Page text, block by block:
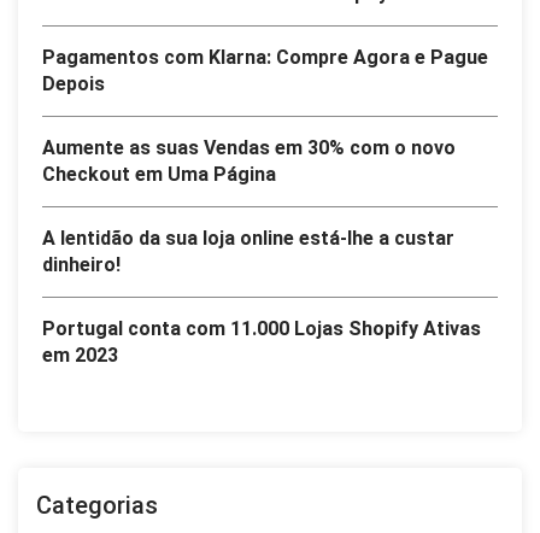
Pagamentos com Klarna: Compre Agora e Pague
Depois
Aumente as suas Vendas em 30% com o novo
Checkout em Uma Página
A lentidão da sua loja online está-lhe a custar
dinheiro!
Portugal conta com 11.000 Lojas Shopify Ativas
em 2023
Categorias